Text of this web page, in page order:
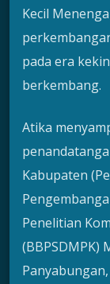
Kecil
pada era
berkembang.
Atika
Kabupaten
Penelitian
(BBPSDMPK)